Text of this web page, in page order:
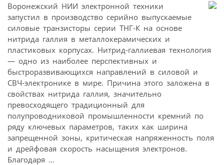
Воронежский НИИ электронной техники
запустил в производство серийно выпускаемые
силовые транзисторы серии ТНГ-К на основе
нитрида галлия в металлокерамических и
пластиковых корпусах. Нитрид-галлиевая технология
— одно из наиболее перспективных и
быстроразвивающихся направлений в силовой и
СВЧ-электронике в мире. Причина этого заложена в
свойствах нитрида галлия, значительно
превосходящего традиционный для
полупроводниковой промышленности кремний по
ряду ключевых параметров, таких как ширина
запрещенной зоны, критическая напряженность поля
и дрейфовая скорость насыщения электронов.
Благодаря ...